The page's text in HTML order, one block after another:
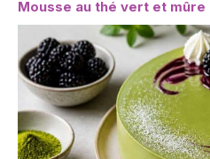
Mousse au thé vert et